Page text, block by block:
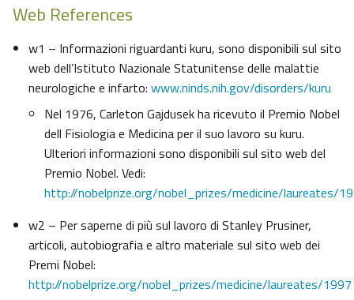
Web References
w1 – Informazioni riguardanti kuru, sono disponibili sul sito
web dell’Istituto Nazionale Statunitense delle malattie
neurologiche e infarto: www.ninds.nih.gov/disorders/kuru
Nel 1976, Carleton Gajdusek ha ricevuto il Premio Nobel
dell Fisiologia e Medicina per il suo lavoro su kuru.
Ulteriori informazioni sono disponibili sul sito web del
Premio Nobel. Vedi:
http://nobelprize.org/nobel_prizes/medicine/laureates/
w2 – Per saperne di più sul lavoro di Stanley Prusiner,
articoli, autobiografia e altro materiale sul sito web dei
Premi Nobel:
http://nobelprize.org/nobel_prizes/medicine/laureates/1997